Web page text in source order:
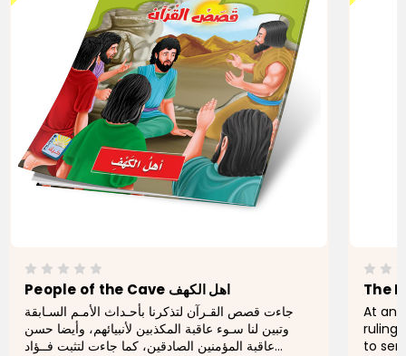
People of the Cave اهل الكهف
جاءت قصص القـرآن لتذكرنا بأحـداث الأمـم السـابقة
وتبين لنا سـوء عاقبة المكذبين لأنبيائهم، وأيضا حسن
عاقبة المؤمنين الصادقين، كما جاءت لتثبت فــؤاد
At an
ruling
to